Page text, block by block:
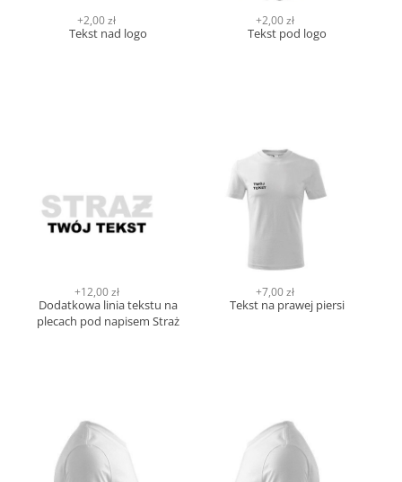
Tekst nad logo
+2,00 zł
Tekst pod logo
+2,00 zł
Dodatkowa linia tekstu na
plecach pod napisem Straż
+12,00 zł
Tekst na prawej piersi
+7,00 zł